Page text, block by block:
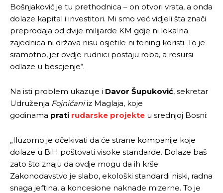
Bošnjaković je tu prethodnica – on otvori vrata, a onda
dolaze kapital i investitori. Mi smo već vidjeli šta znači
preprodaja od dvije milijarde KM gdje ni lokalna
zajednica ni država nisu osjetile ni fening koristi. To je
sramotno, jer ovdje rudnici postaju roba, a resursi
odlaze u bescjenje“.
Na isti problem ukazuje i Davor Šupuković, sekretar
Udruženja Fojničaniiz Maglaja, koje
godinama prati rudarske projekte u srednjoj Bosni:
„Iluzorno je očekivati da će strane kompanije koje
dolaze u BiH poštovati visoke standarde. Dolaze baš
zato što znaju da ovdje mogu da ih krše.
Zakonodavstvo je slabo, ekološki standardi niski, radna
snaga jeftina, a koncesione naknade mizerne. To je